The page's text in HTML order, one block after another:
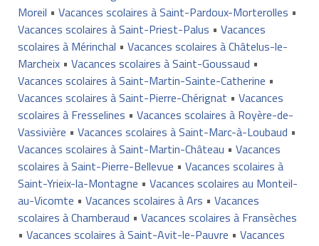
Moreil • Vacances scolaires à Saint-Pardoux-Morterolles •
Vacances scolaires à Saint-Priest-Palus • Vacances
scolaires à Mérinchal • Vacances scolaires à Châtelus-le-
Marcheix• Vacances scolaires à Saint-Goussaud •
Vacances scolaires à Saint-Martin-Sainte-Catherine •
Vacances scolaires à Saint-Pierre-Chérignat • Vacances
scolaires à Fresselines • Vacances scolaires à Royère-de-
Vassivière • Vacances scolaires à Saint-Marc-à-Loubaud •
Vacances scolaires à Saint-Martin-Château • Vacances
scolaires à Saint-Pierre-Bellevue • Vacances scolaires à
Saint-Yrieix-la-Montagne • Vacances scolaires au Monteil-
au-Vicomte • Vacances scolaires à Ars • Vacances
scolaires à Chamberaud • Vacances scolaires à Fransèches
• Vacances scolaires à Saint-Avit-le-Pauvre • Vacances